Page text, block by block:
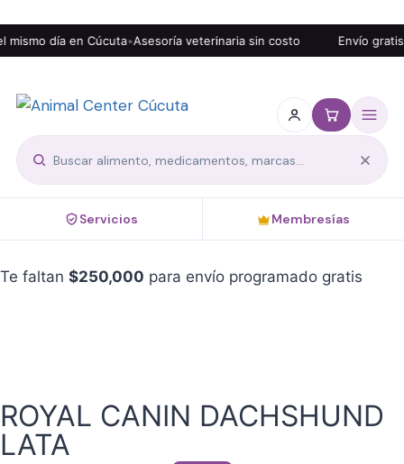
día en Cúcuta•Asesoría veterinaria sin costo Envío gratis
Servicios Membresías
Te faltan $250,000 para envío programado gratis
ROYAL CANIN DACHSHUND
LATA